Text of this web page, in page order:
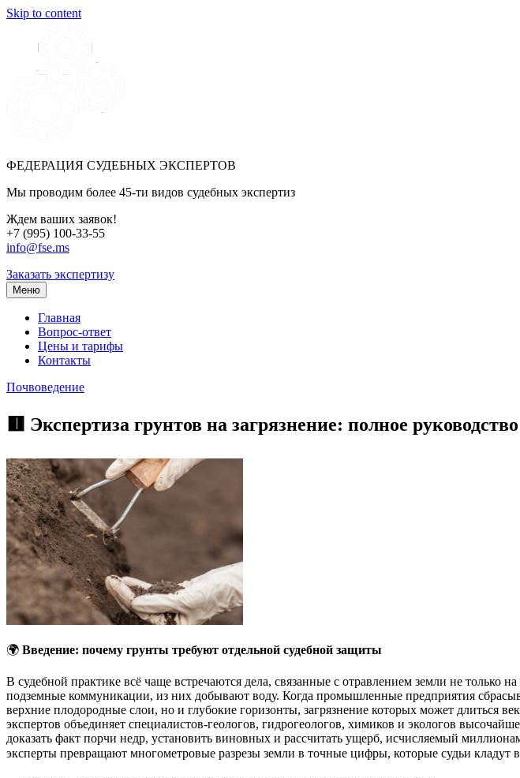
Skip to content
ФЕДЕРАЦИЯ СУДЕБНЫХ ЭКСПЕРТОВ
Мы проводим более 45-ти видов судебных экспертиз
Ждем ваших заявок!
+7 (995) 100-33-55
info@fse.ms
Заказать экспертизу
Меню
Главная
Вопрос-ответ
Цены и тарифы
Контакты
Почвоведение
🟥 Экспертиза грунтов на загрязнение: полное
🌍 Введение: почему грунты требуют отдельной судебной защиты
В судебной практике всё чаще встречаются дела, связанные с отравлением земли не
подземные коммуникации, из них добывают воду. Когда промышленные предприятия
верхние плодородные слои, но и глубокие горизонты, загрязнение которых может длиться
экспертов объединяет специалистов-геологов, гидрогеологов, химиков и экологов
доказать факт порчи недр, установить виновных и рассчитать ущерб, исчисляемый
эксперты превращают многометровые разрезы земли в точные цифры, которые судьи